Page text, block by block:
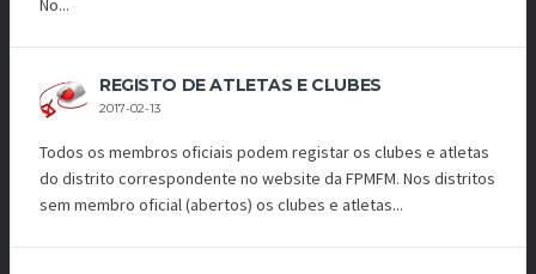
No...
REGISTO DE ATLETAS E CLUBES
2017-02-13
Todos os membros oficiais podem registar os clubes e atletas
do distrito correspondente no website da FPMFM. Nos distritos
sem membro oficial (abertos) os clubes e atletas...